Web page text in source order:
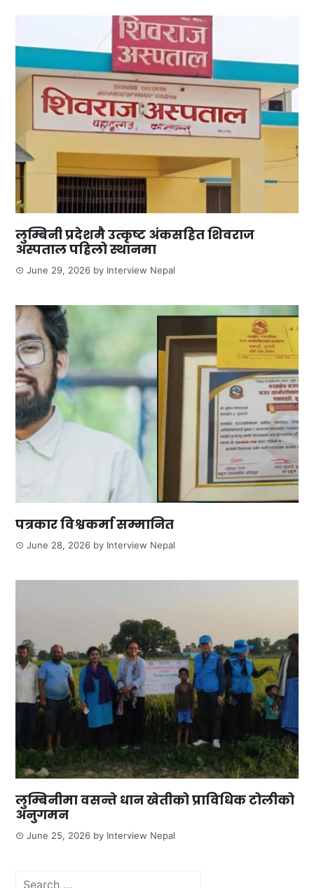
लुम्बिनी प्रदेशमै उत्कृष्ट अंकसहित शिवराज
अस्पताल पहिलो स्थानमा
June 29, 2026 by Interview Nepal
पत्रकार विश्वकर्मा सम्मानित
June 28, 2026 by Interview Nepal
लुम्बिनीमा वसन्ते धान खेतीको प्राविधिक टोलीको
अनुगमन
June 25, 2026 by Interview Nepal
Search